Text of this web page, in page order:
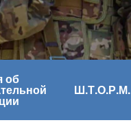
об
Ш.Т.О.Р.М.